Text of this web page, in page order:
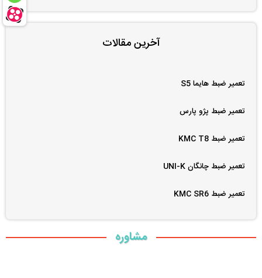
آخرین مقالات
تعمیر ضبط هایما S5
تعمیر ضبط پژو پارس
تعمیر ضبط KMC T8
تعمیر ضبط چانگان UNI-K
تعمیر ضبط KMC SR6
مشاوره